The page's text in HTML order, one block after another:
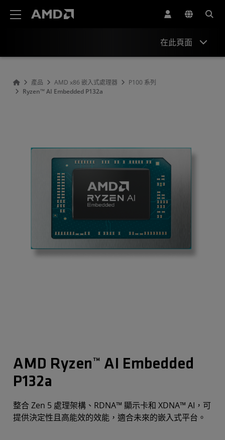
在此頁面
產品 AMD x86 嵌入式處理器
P100 系列
Ryzen™ AI Embedded P132a
AMD Ryzen™ AI Embedded
P132a
整合 Zen 5 處理架構、RDNA™ 顯示卡和 XDNA™ AI，可
提供決定性且高能效的效能，適合未來的嵌入式平台。